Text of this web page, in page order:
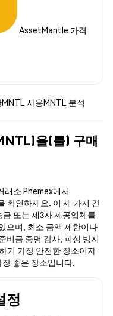
AssetMantle 가격
MNTL 사용MNTL 분석
을(를) 구매
래소 Phemex에서
확인하세요. 이 세 가지 간
또는 제3자 제공업체를
으며, 최소 금액 제한이나
비금 증명 감사, 피싱 방지
기 가장 안전한 장소이자
좋은 장소입니다.
정